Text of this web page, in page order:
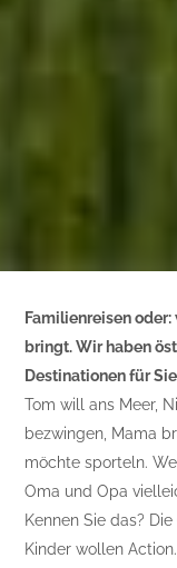
Familienreisen
bringt. Wir haben
Destinationen für
Tom will ans Meer,
bezwingen, Mama
möchte sporteln.
Oma und Opa
Kennen Sie das?
Kinder wollen